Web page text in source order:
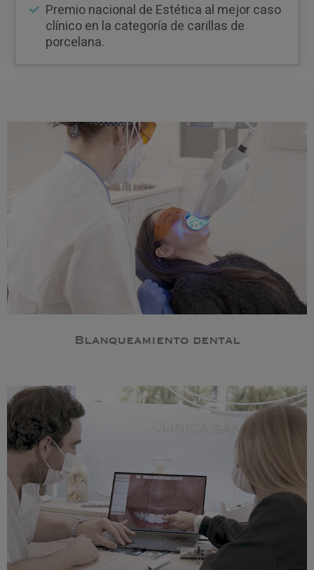
Premio nacional de Estética al mejor caso
clínico en la categoría de carillas de
porcelana.
Blanqueamiento dental